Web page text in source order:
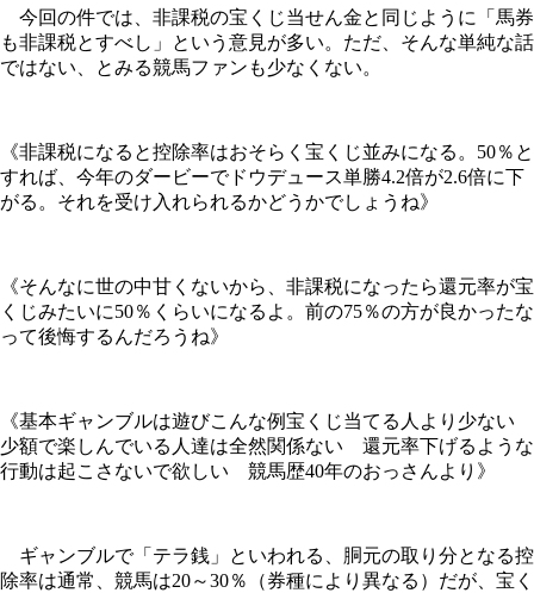
今回の件では、非課税の宝くじ当せん金と同じように「馬券
も非課税とすべし」という意見が多い。ただ、そんな単純な話
ではない、とみる競馬ファンも少なくない。
《非課税になると控除率はおそらく宝くじ並みになる。50％と
すれば、今年のダービーでドウデュース単勝4.2倍が2.6倍に下
がる。それを受け入れられるかどうかでしょうね》
《そんなに世の中甘くないから、非課税になったら還元率が宝
くじみたいに50％くらいになるよ。前の75％の方が良かったな
って後悔するんだろうね》
《基本ギャンブルは遊びこんな例宝くじ当てる人より少ない
少額で楽しんでいる人達は全然関係ない 還元率下げるような
行動は起こさないで欲しい 競馬歴40年のおっさんより》
ギャンブルで「テラ銭」といわれる、胴元の取り分となる控
除率は通常、競馬は20～30％（券種により異なる）だが、宝く